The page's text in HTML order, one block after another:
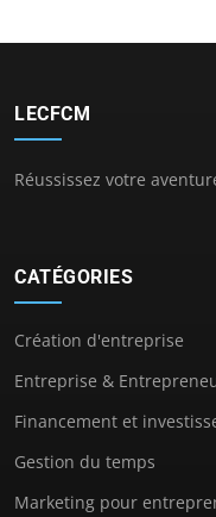
LECFCM
Réussissez votre
CATÉGORIES
Création d'entreprise
Entreprise &
Financement et
Gestion du temps
Marketing pour